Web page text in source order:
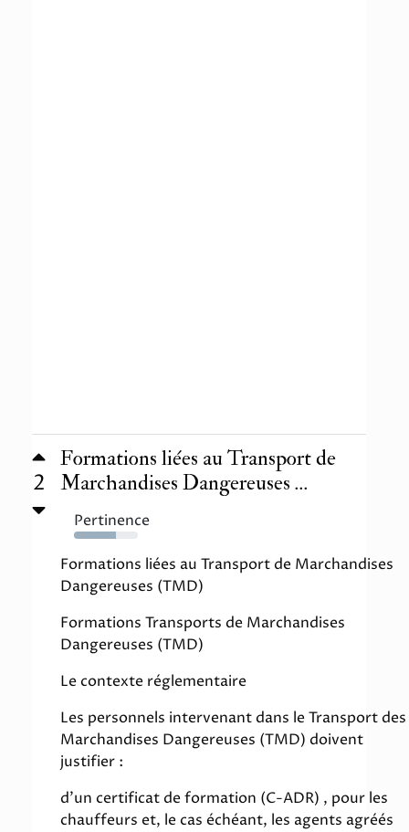
2
Formations liées au Transport de
Marchandises Dangereuses ...
Pertinence
65%
Formations liées au Transport de Marchandises
Dangereuses (TMD)
Formations Transports de Marchandises
Dangereuses (TMD)
Le contexte réglementaire
Les personnels intervenant dans le Transport des
Marchandises Dangereuses (TMD) doivent
justifier :
d'un certificat de formation (C-ADR) , pour les
chauffeurs et, le cas échéant, les agents agréés